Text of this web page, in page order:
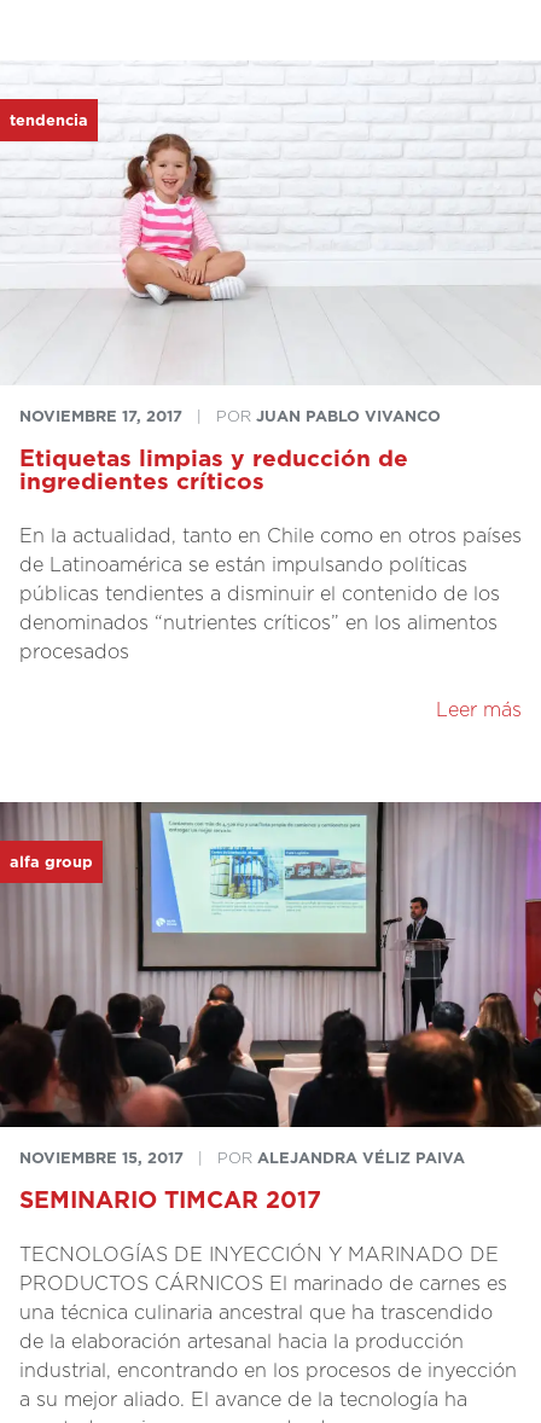
tendencia
NOVIEMBRE 17, 2017 POR JUAN PABLO VIVANCO
Etiquetas limpias y reducción de
ingredientes críticos
En la actualidad, tanto en Chile como en otros países
de Latinoamérica se están impulsando políticas
públicas tendientes a disminuir el contenido de los
denominados “nutrientes críticos” en los alimentos
procesados
Leer más
alfa group
NOVIEMBRE 15, 2017 POR ALEJANDRA VÉLIZ PAIVA
SEMINARIO TIMCAR 2017
TECNOLOGÍAS DE INYECCIÓN Y MARINADO DE
PRODUCTOS CÁRNICOS El marinado de carnes es
una técnica culinaria ancestral que ha trascendido
de la elaboración artesanal hacia la producción
industrial, encontrando en los procesos de inyección
a su mejor aliado. El avance de la tecnología ha